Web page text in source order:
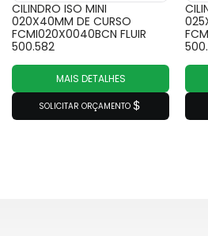
CILINDRO ISO MINI
020X40MM DE CURSO
FCMI020X0040BCN FLUIR
500.582
MAIS DETALHES
SOLICITAR ORÇAMENTO